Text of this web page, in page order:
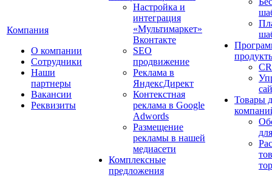
Компания
О компании
Сотрудники
Наши
партнеры
Вакансии
Реквизиты
Настройка и
интеграция
«Мультимаркет»
Вконтакте
SEO
продвижение
Реклама в
ЯндексДирект
Контекстная
реклама в Google
Adwords
Размещение
рекламы в нашей
медиасети
Комплексные
предложения
Товары